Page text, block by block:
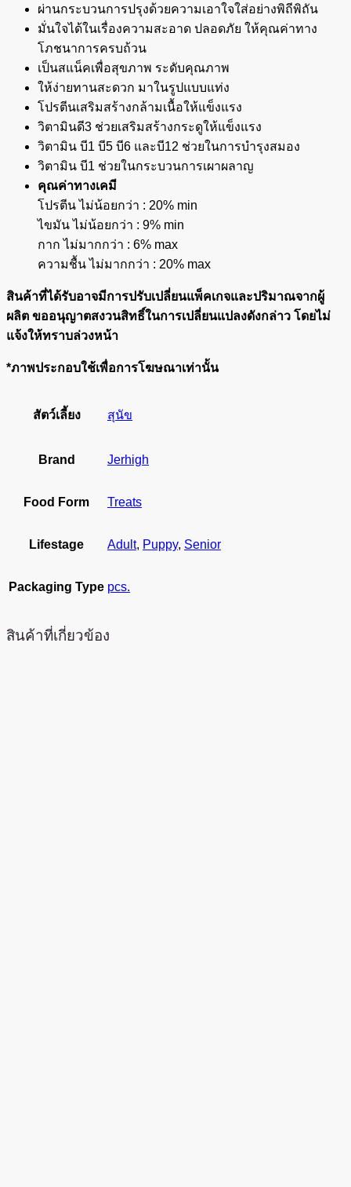
ผ่านกระบวนการปรุงด้วยความเอาใจใส่อย่างพิถีพิถัน
มั่นใจได้ในเรื่องความสะอาด ปลอดภัย ให้คุณค่าทาง
โภชนาการครบถ้วน
เป็นสแน็คเพื่อสุขภาพ ระดับคุณภาพ
ให้ง่ายทานสะดวก มาในรูปแบบแท่ง
โปรตีนเสริมสร้างกล้ามเนื้อให้แข็งแรง
วิตามินดี3 ช่วยเสริมสร้างกระดูให้แข็งแรง
วิตามิน บี1 บี5 บี6 และบี12 ช่วยในการบำรุงสมอง
วิตามิน บี1 ช่วยในกระบวนการเผาผลาญ
คุณค่าทางเคมี
โปรตีน ไม่น้อยกว่า : 20% min
ไขมัน ไม่น้อยกว่า : 9% min
กาก ไม่มากกว่า : 6% max
ความชื้น ไม่มากกว่า : 20% max
สินค้าที่ได้รับอาจมีการปรับเปลี่ยนแพ็คเกจและปริมาณจากผู้
ผลิต ขออนุญาตสงวนสิทธิ์ในการเปลี่ยนแปลงดังกล่าว โดยไม่
แจ้งให้ทราบล่วงหน้า
*ภาพประกอบใช้เพื่อการโฆษณาเท่านั้น
สัตว์เลี้ยง สุนัข
Brand Jerhigh
Food Form Treats
Lifestage Adult, Puppy, Senior
Packaging Type pcs.
สินค้าที่เกี่ยวข้อง